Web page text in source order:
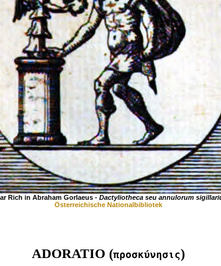
Rich in Abraham Gorlaeus - Dactyliotheca seu annulorum
Österreichische Nationalbibliotek
ADORATIO (προσκύνησις)